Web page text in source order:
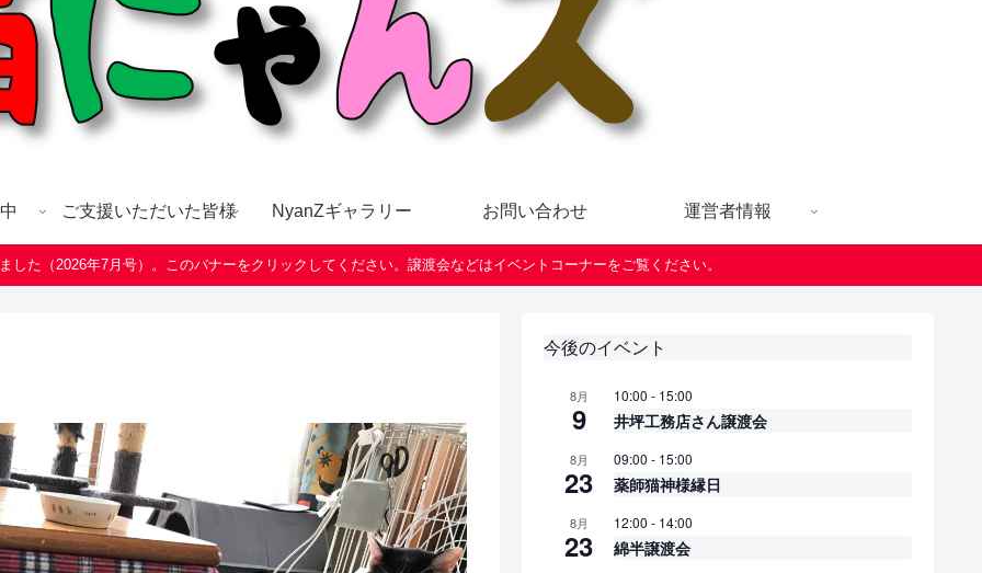
ご支援いただいた皆様 NyanZギャラリー お問い合わせ 運営者情報
した（2026年7月号）。このバナーをクリックしてください。譲渡会などはイベントコーナーをご覧ください。
今後のイベント
8月
9
10:00 - 15:00
井坪工務店さん譲渡会
8月
23
09:00 - 15:00
薬師猫神様縁日
8月
23
12:00 - 14:00
綿半譲渡会